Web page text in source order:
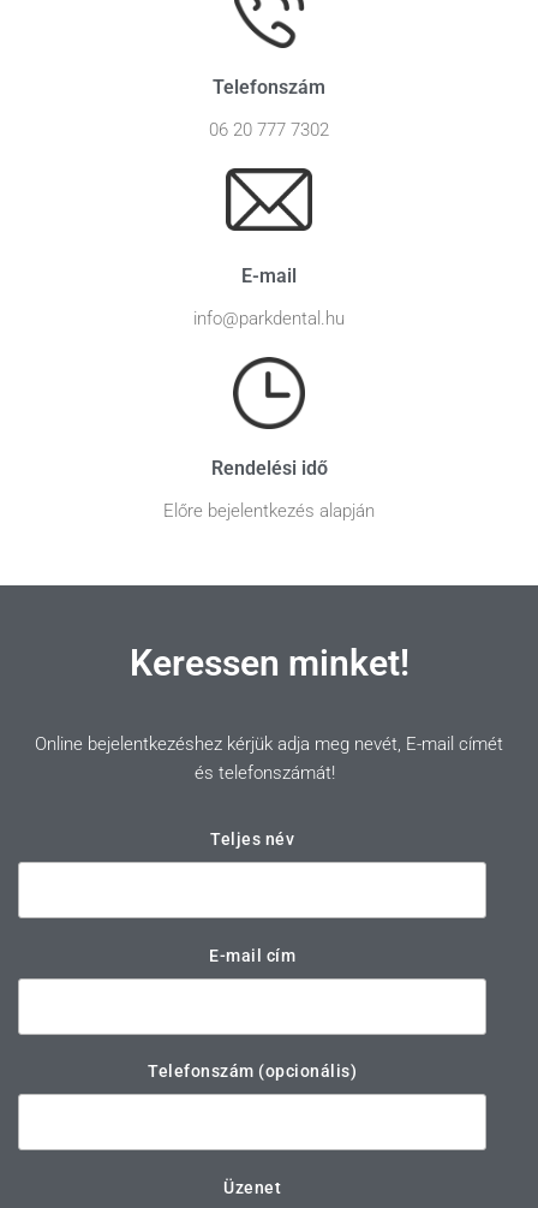
Telefonszám
06 20 777 7302
E-mail
info@parkdental.hu
Rendelési idő
Előre bejelentkezés alapján
Keressen minket!
Online bejelentkezéshez kérjük adja meg nevét, E-mail címét
és telefonszámát!
Teljes név
E-mail cím
Telefonszám (opcionális)
Üzenet